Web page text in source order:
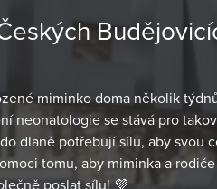
miminko doma několik
neonatologie se stává pro
dlaně potřebují sílu, aby svou
tomu, aby miminka a
poslat sílu! 💜